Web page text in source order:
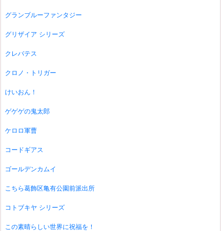
グランブルーファンタジー
グリザイア シリーズ
クレバテス
クロノ・トリガー
けいおん！
ゲゲゲの鬼太郎
ケロロ軍曹
コードギアス
ゴールデンカムイ
こちら葛飾区亀有公園前派出所
コトブキヤ シリーズ
この素晴らしい世界に祝福を！